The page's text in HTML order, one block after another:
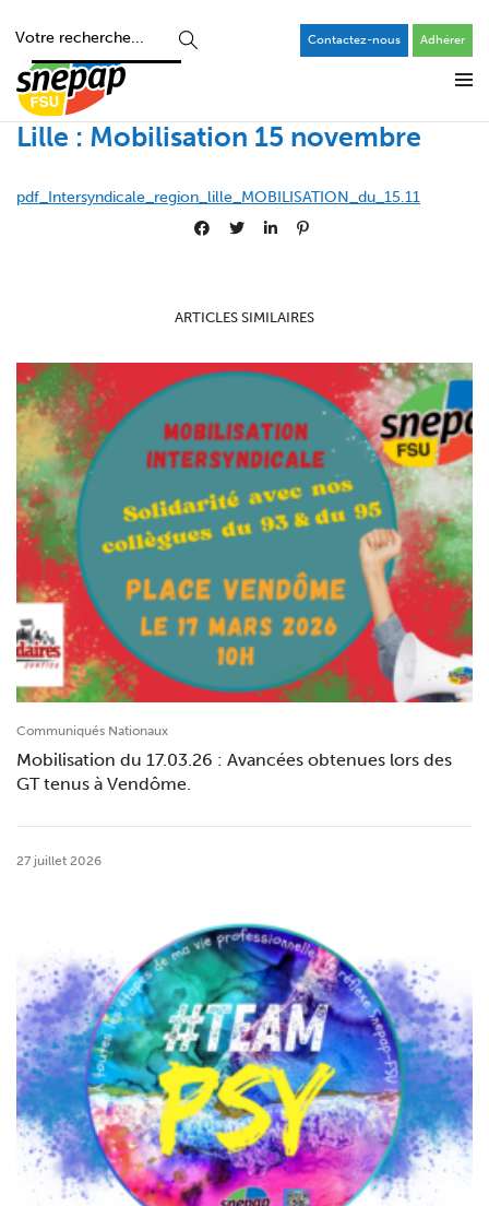
Contactez-nous Adhérer
Lille : Mobilisation 15 novembre
pdf_Intersyndicale_region_lille_MOBILISATION_du_15.11
ARTICLES SIMILAIRES
Communiqués Nationaux
Mobilisation du 17.03.26 : Avancées obtenues lors des
GT tenus à Vendôme.
27 juillet 2026